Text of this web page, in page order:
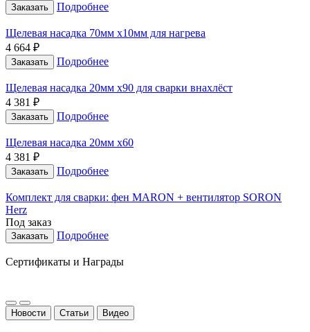
Заказать Подробнее
Щелевая насадка 70мм х10мм для нагрева
4 664 ₽
Заказать Подробнее
Щелевая насадка 20мм х90 для сварки внахлёст
4 381 ₽
Заказать Подробнее
Щелевая насадка 20мм х60
4 381 ₽
Заказать Подробнее
Комплект для сварки: фен MARON + вентилятор SORON
Herz
Под заказ
Заказать Подробнее
Сертификаты и Награды
Новости Статьи Видео